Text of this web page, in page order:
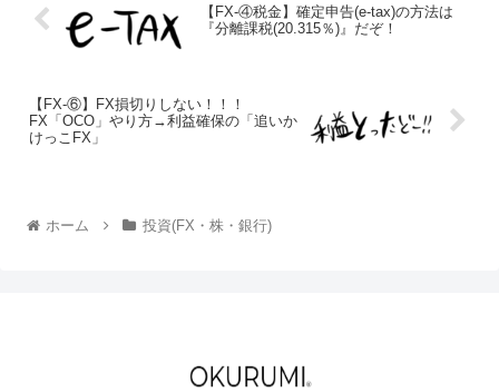
【FX-④税金】確定申告(e-tax)の方法は
『分離課税(20.315％)』だぞ！
【FX-⑥】FX損切りしない！！！
FX「OCO」やり方→利益確保の「追いか
けっこFX」
ホーム 投資(FX・株・銀行)